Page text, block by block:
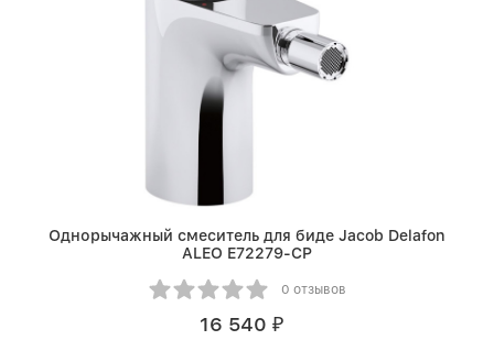
Однорычажный смеситель для биде Jacob Delafon
ALEO E72279-CP
0 отзывов
16 540 ₽